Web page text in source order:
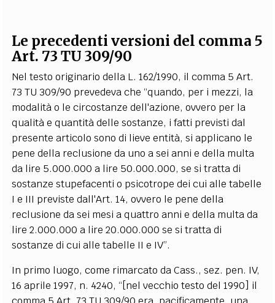
Le precedenti versioni del comma 5
Art. 73 TU 309/90
Nel testo originario della L. 162/1990, il comma 5 Art.
73 TU 309/90 prevedeva che “quando, per i mezzi, la
modalità o le circostanze dell'azione, ovvero per la
qualità e quantità delle sostanze, i fatti previsti dal
presente articolo sono di lieve entità, si applicano le
pene della reclusione da uno a sei anni e della multa
da lire 5.000.000 a lire 50.000.000, se si tratta di
sostanze stupefacenti o psicotrope dei cui alle tabelle
I e III previste dall'Art. 14, ovvero le pene della
reclusione da sei mesi a quattro anni e della multa da
lire 2.000.000 a lire 20.000.000 se si tratta di
sostanze di cui alle tabelle II e IV”.
In primo luogo, come rimarcato da Cass., sez. pen. IV,
16 aprile 1997, n. 4240, “[nel vecchio testo del 1990] il